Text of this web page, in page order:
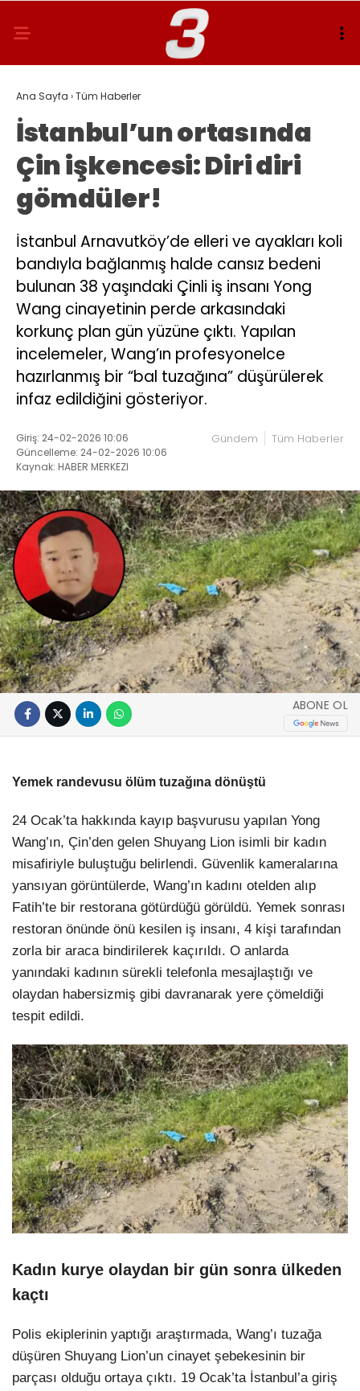
Ana Sayfa ›Tüm Haberler
İstanbul’un ortasında
Çin işkencesi: Diri diri
gömdüler!
İstanbul Arnavutköy’de elleri ve ayakları koli
bandıyla bağlanmış halde cansız bedeni
bulunan 38 yaşındaki Çinli iş insanı Yong
Wang cinayetinin perde arkasındaki
korkunç plan gün yüzüne çıktı. Yapılan
incelemeler, Wang’ın profesyonelce
hazırlanmış bir “bal tuzağına” düşürülerek
infaz edildiğini gösteriyor.
Giriş: 24-02-2026 10:06
Güncelleme: 24-02-2026 10:06
Kaynak: HABER MERKEZI
Gündem Tüm Haberler
ABONE OL
Yemek randevusu ölüm tuzağına dönüştü
24 Ocak’ta hakkında kayıp başvurusu yapılan Yong
Wang’ın, Çin’den gelen Shuyang Lion isimli bir kadın
misafiriyle buluştuğu belirlendi. Güvenlik kameralarına
yansıyan görüntülerde, Wang’ın kadını otelden alıp
Fatih’te bir restorana götürdüğü görüldü. Yemek sonrası
restoran önünde önü kesilen iş insanı, 4 kişi tarafından
zorla bir araca bindirilerek kaçırıldı. O anlarda
yanındaki kadının sürekli telefonla mesajlaştığı ve
olaydan habersizmiş gibi davranarak yere çömeldiği
tespit edildi.
Kadın kurye olaydan bir gün sonra ülkeden
kaçtı
Polis ekiplerinin yaptığı araştırmada, Wang’ı tuzağa
düşüren Shuyang Lion’un cinayet şebekesinin bir
parçası olduğu ortaya çıktı. 19 Ocak’ta İstanbul’a giriş